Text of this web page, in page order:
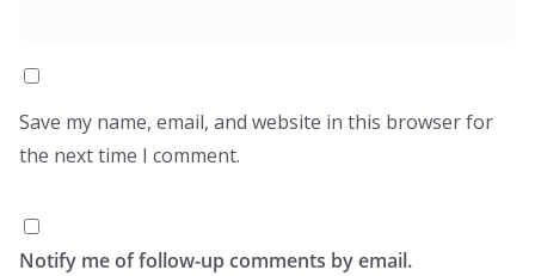
Save my name, email, and website in this browser for
the next time I comment.
Notify me of follow-up comments by email.